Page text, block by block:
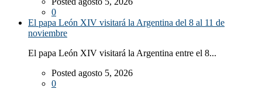
0
El papa León XIV visitará la Argentina del 8 al 11 de
noviembre
El papa León XIV visitará la Argentina entre el 8...
Posted agosto 5, 2026
0